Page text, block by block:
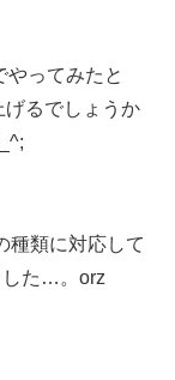
やってみたと
るでしょうか
種類に対応して
した…。orz